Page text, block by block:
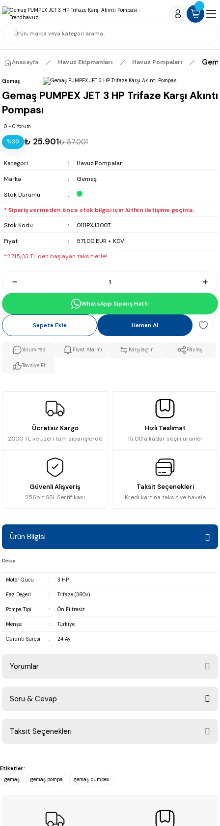
Anasayfa Havuz Ekipmanları Havuz Pompaları
Gemaş
Gemaş PUMPEX JET 3 HP Trifaze Karşı Akıntı
Pompası
0 - 0 Yorum
%30 ₺ 25.901₺ 37.001
Kategori
Havuz Pompaları
Marka
Gemaş
Stok Durumu
* Sipariş vermeden önce stok bilgisi için lütfen iletişime geçiniz.
Stok Kodu
0111PXJ300T
Fiyat
571,00 EUR + KDV
*2.715,03 TL den başlayan taksitlerle!
WhatsApp Sipariş Hattı
Sepete Ekle Hemen Al
Yorum Yaz Fiyat Alarmı Karşılaştır Paylaş
Tavsiye Et
Ücretsiz Kargo
2000 TL ve üzeri tüm siparişlerde
Hızlı Teslimat
15:00’a kadar seçili ürünler
Güvenli Alışveriş
256bit SSL Sertifikası
Taksit Seçenekleri
Kredi kartına taksit ve havale
Ürün Bilgisi
Detay
Motor Gücü : 3 HP
Faz Değeri : Trifaze (380v)
Pompa Tipi : Ön Filtresiz
Menşei : Türkiye
Garanti Süresi : 24 Ay
Yorumlar
Soru & Cevap
Taksit Seçenekleri
Etiketler :
gemaş
gemaş pompa gemaş pumpex